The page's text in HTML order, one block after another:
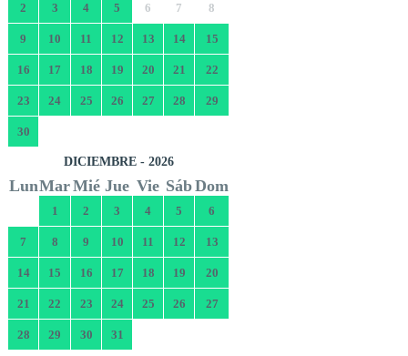
2 3 4 5 6 7 8
9 10 11 12 13 14 15
16 17 18 19 20 21 22
23 24 25 26 27 28 29
30
DICIEMBRE - 2026
LunMarMié Jue Vie SábDom
1 2 3 4 5 6
7 8 9 10 11 12 13
14 15 16 17 18 19 20
21 22 23 24 25 26 27
28 29 30 31